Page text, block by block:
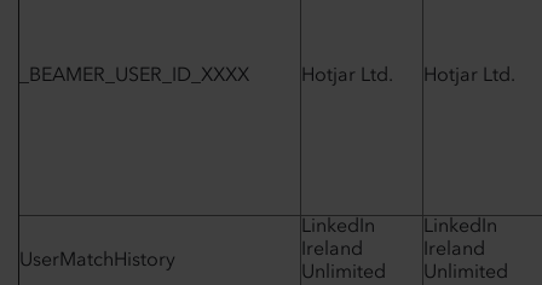
_BEAMER_USER_ID_XXXX Hotjar Ltd. Hotjar Ltd.
UserMatchHistory
LinkedIn
Ireland
Unlimited
LinkedIn
Ireland
Unlimited